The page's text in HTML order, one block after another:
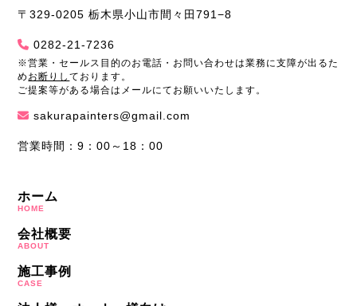
〒329-0205 栃木県小山市間々田791−8
0282-21-7236
※営業・セールス目的のお電話・お問い合わせは業務に支障が出るた
め お断りしております。
ご提案等がある場合はメールにてお願いいたします。
sakurapainters@gmail.com
営業時間：9：00～18：00
ホーム
HOME
会社概要
ABOUT
施工事例
CASE